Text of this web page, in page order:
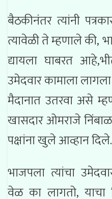
बैठकीनंतर त्यांनी
त्यावेळी ते म्हणाले की,
द्यायला घाबरत
उमेदवार कामाला
मैदानात उतरवा असे
खासदार ओमराजे
पक्षांना खुले आव्हान दिले.
भाजपला त्यांचा
वेळ का लागतो, याचा